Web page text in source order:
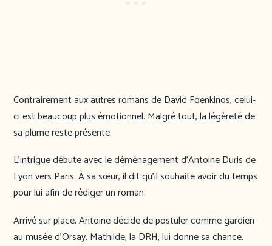
Contrairement aux autres romans de David Foenkinos, celui-
ci est beaucoup plus émotionnel. Malgré tout, la légèreté de
sa plume reste présente.
L’intrigue débute avec le déménagement d’Antoine Duris de
Lyon vers Paris. À sa sœur, il dit qu’il souhaite avoir du temps
pour lui afin de rédiger un roman.
Arrivé sur place, Antoine décide de postuler comme gardien
au musée d’Orsay. Mathilde, la DRH, lui donne sa chance.